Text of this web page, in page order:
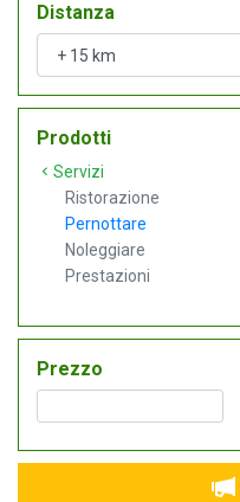
Distanza
Prodotti
Servizi
Ristorazione
Pernottare
Noleggiare
Prestazioni
Prezzo